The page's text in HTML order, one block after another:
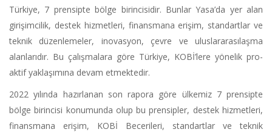
Türkiye, 7 prensipte bölge birincisidir. Bunlar Yasa’da yer alan
girişimcilik, destek hizmetleri, finansmana erişim, standartlar ve
teknik düzenlemeler, inovasyon, çevre ve uluslararasılaşma
alanlarıdır. Bu çalışmalara göre Türkiye, KOBİ’lere yönelik pro-
aktif yaklaşımına devam etmektedir.
2022 yılında hazırlanan son rapora göre ülkemiz 7 prensipte
bölge birincisi konumunda olup bu prensipler, destek hizmetleri,
finansmana erişim, KOBİ Becerileri, standartlar ve teknik